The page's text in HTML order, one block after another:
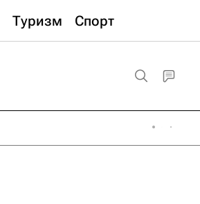
Туризм Спорт